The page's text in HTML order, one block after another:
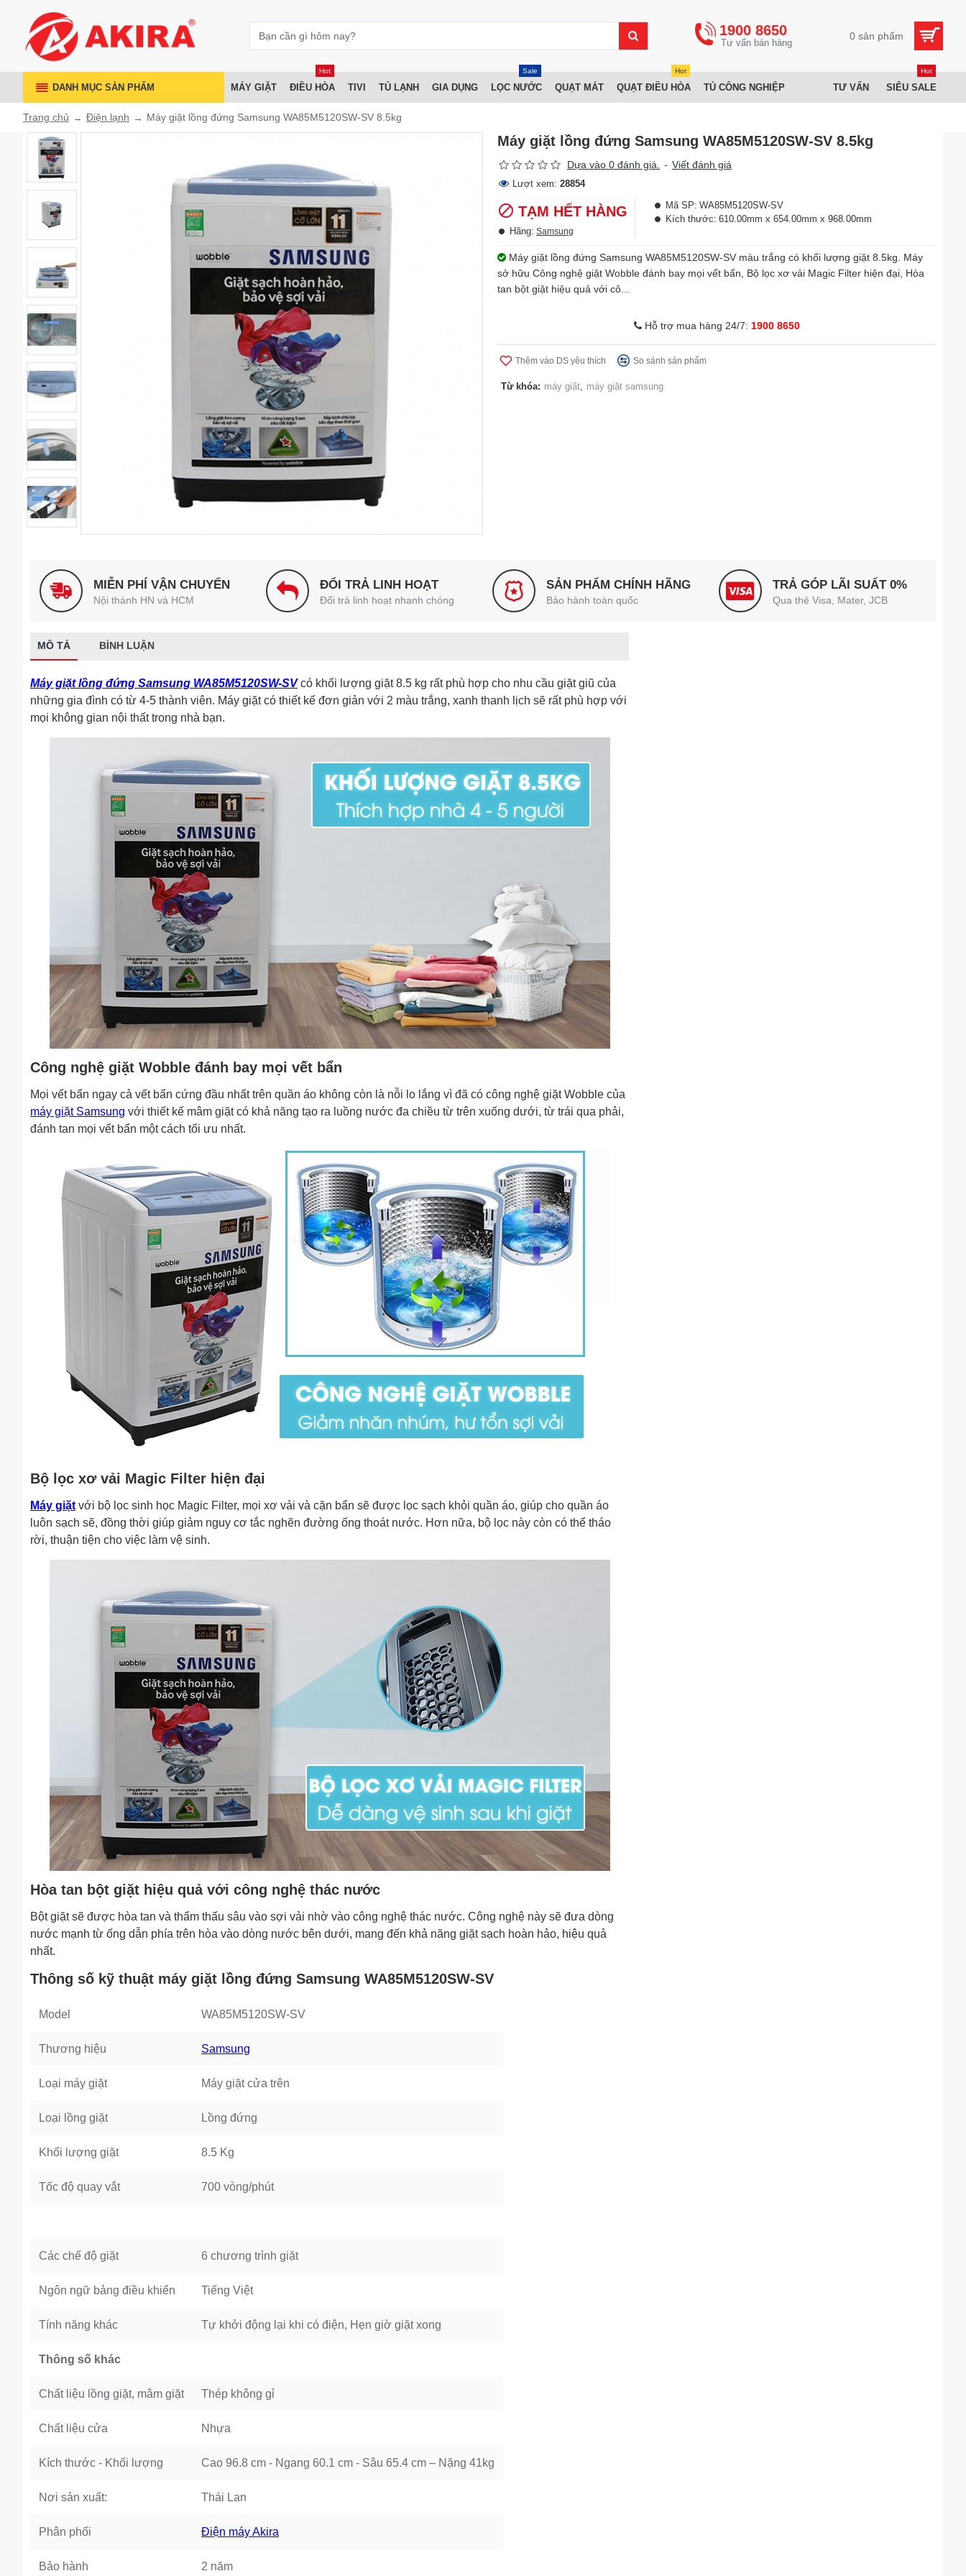
1900 8650 0 sản phẩm
DANH MỤC SẢN PHẨM MÁY GIẶT ĐIỀU HÒA
Hot
TIVI TỦ LẠNH GIA DỤNG LỌC NƯỚC
Sale
QUẠT MÁT QUẠT ĐIỀU HÒA
Hot
TỦ CÔNG NGHIỆP TƯ VẤN SIÊU SALE
Hot
Trang chủ Điện lạnh Máy giặt lồng đứng Samsung WA85M5120SW-SV 8.5kg
Máy giặt lồng đứng Samsung WA85M5120SW-SV 8.5kg
Dựa vào 0 đánh giá. - Viết đánh giá
Lượt xem: 28854
TẠM HẾT HÀNG
Hãng: Samsung
Mã SP: WA85M5120SW-SV
Kích thước: 610.00mm x 654.00mm x 968.00mm
Máy giặt lồng đứng Samsung WA85M5120SW-SV màu trắng có khối lượng giặt 8.5kg. Máy
sở hữu Công nghệ giặt Wobble đánh bay mọi vết bẩn, Bộ lọc xơ vải Magic Filter hiện đại, Hòa
tan bột giặt hiệu quả với cô...
Hỗ trợ mua hàng 24/7: 1900 8650
Thêm vào DS yêu thích So sánh sản phẩm
Từ khóa: máy giặt, máy giặt samsung
MIỄN PHÍ VẬN CHUYỂN
Nội thành HN và HCM
ĐỔI TRẢ LINH HOẠT
Đổi trả linh hoạt nhanh chóng
SẢN PHẨM CHÍNH HÃNG
Bảo hành toàn quốc
TRẢ GÓP LÃI SUẤT 0%
Qua thẻ Visa, Mater, JCB
MÔ TẢ BÌNH LUẬN
Máy giặt lồng đứng Samsung WA85M5120SW-SVcó khối lượng giặt 8.5 kg rất phù hợp cho nhu cầu giặt giũ của
những gia đình có từ 4-5 thành viên. Máy giặt có thiết kế đơn giản với 2 màu trắng, xanh thanh lịch sẽ rất phù hợp với
mọi không gian nội thất trong nhà bạn.
Công nghệ giặt Wobble đánh bay mọi vết bẩn
Mọi vết bẩn ngay cả vết bẩn cứng đầu nhất trên quần áo không còn là nỗi lo lắng vì đã có công nghệ giặt Wobble của
máy giặt Samsung với thiết kế mâm giặt có khả năng tạo ra luồng nước đa chiều từ trên xuống dưới, từ trái qua phải,
đánh tan mọi vết bẩn một cách tối ưu nhất.
Bộ lọc xơ vải Magic Filter hiện đại
Máy giặt với bộ lọc sinh học Magic Filter, mọi xơ vải và cặn bẩn sẽ được lọc sạch khỏi quần áo, giúp cho quần áo
luôn sạch sẽ, đồng thời giúp giảm nguy cơ tắc nghẽn đường ống thoát nước. Hơn nữa, bộ lọc này còn có thể tháo
rời, thuận tiện cho việc làm vệ sinh.
Hòa tan bột giặt hiệu quả với công nghệ thác nước
Bột giặt sẽ được hòa tan và thẩm thấu sâu vào sợi vải nhờ vào công nghệ thác nước. Công nghệ này sẽ đưa dòng
nước mạnh từ ống dẫn phía trên hòa vào dòng nước bên dưới, mang đến khả năng giặt sạch hoàn hảo, hiệu quả
nhất.
Thông số kỹ thuật máy giặt lồng đứng Samsung WA85M5120SW-SV
Model WA85M5120SW-SV
Thương hiệu Samsung
Loại máy giặt Máy giặt cửa trên
Loại lồng giặt Lồng đứng
Khối lượng giặt 8.5 Kg
Tốc độ quay vắt 700 vòng/phút
Các chế độ giặt 6 chương trình giặt
Ngôn ngữ bảng điều khiển Tiếng Việt
Tính năng khác Tự khởi động lại khi có điện, Hẹn giờ giặt xong
Thông số khác
Chất liệu lồng giặt, mâm giặt Thép không gỉ
Chất liệu cửa Nhựa
Kích thước - Khối lượng Cao 96.8 cm - Ngang 60.1 cm - Sâu 65.4 cm – Nặng 41kg
Nơi sản xuất: Thái Lan
Phân phối Điện máy Akira
Bảo hành 2 năm